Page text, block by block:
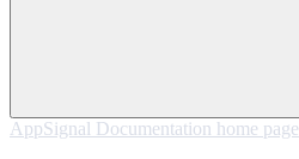
AppSignal Documentation home page